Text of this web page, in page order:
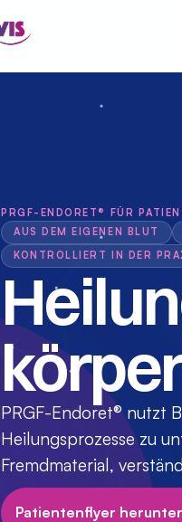
PRGF-ENDORET® FÜR
AUS DEM EIGENEN BLUT
KONTROLLIERT IN DER
PRGF-Endoret® nutzt
Heilungsprozesse zu
Fremdmaterial,
Patientenflyer